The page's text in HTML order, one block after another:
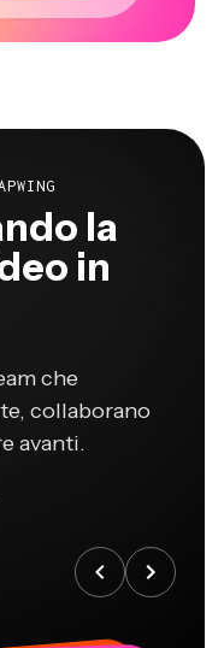
la
in
che
collaborano
avanti.